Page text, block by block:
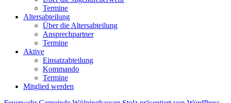
Termine
Altersabteilung
Über die Altersabteilung
Ansprechpartner
Termine
Aktive
Einsatzabteilung
Kommando
Termine
Mitglied werden